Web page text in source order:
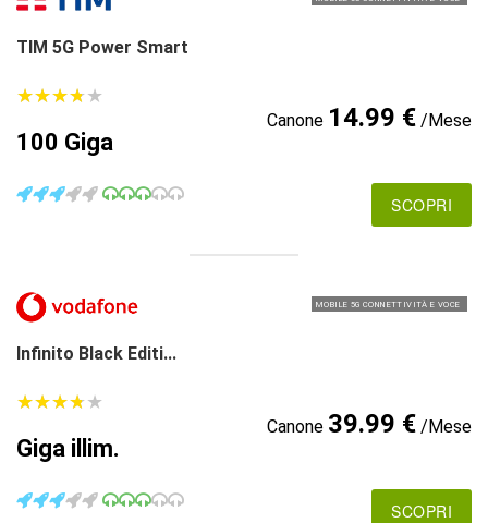
TIM 5G Power Smart
★★★★★
★★★★★
100 Giga
Canone 14.99 €/Mese
SCOPRI
MOBILE 5G CONNETTIVITÀ E VOCE
Infinito Black Editi...
★★★★★
★★★★★
Giga illim.
Canone 39.99 €/Mese
SCOPRI